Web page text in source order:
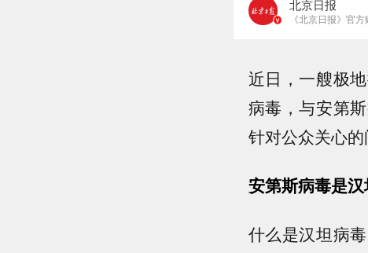
北京日报
《北京日报》官
近日，一艘极
病毒，与安第
针对公众关心的
安第斯病毒是
什么是汉坦病